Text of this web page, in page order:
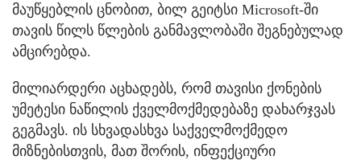
მაუწყებლის ცნობით, ბილ გეიტსი Microsoft-ში
თავის წილს წლების განმავლობაში შეგნებულად
ამცირებდა.
მილიარდერი აცხადებს, რომ თავისი ქონების
უმეტესი ნაწილის ქველმოქმედებაზე დახარჯვას
გეგმავს. ის სხვადასხვა საქველმოქმედო
მიზნებისთვის, მათ შორის, ინფექციური